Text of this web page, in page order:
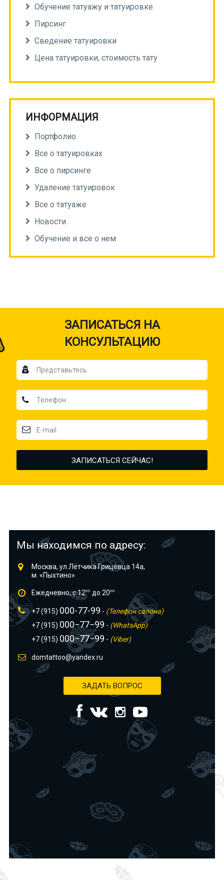
Обучение татуажу и татуировке
Пирсинг
Сведение татуировки
Цена татуировки, стоимость тату
ИНФОРМАЦИЯ
Портфолио
Все о татуировках
Все о пирсинге
Удаление татуировок
Все о татуаже
Новости
Обучение и все о нем
ЗАПИСАТЬСЯ НА
КОНСУЛЬТАЦИЮ
Мы находимся по адресу:
Москва, ул.Лётчика Грицевца 14а,
м. «Пыхтино»
Ежедневно, с 1200 до 2000
+7 (915) 000-77-99 - (Телефон салона)
+7 (915) 000−77−99 - (WhatsApp)
+7 (915) 000−77−99 - (Viber)
domtattoo@yandex.ru
ЗАДАТЬ ВОПРОС